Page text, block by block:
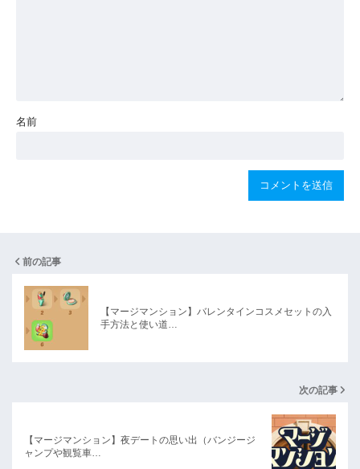
名前
前の記事
【マージマンション】バレンタインコスメセットの入
手方法と使い道…
次の記事
【マージマンション】夜デートの思い出（バンジージ
ャンプや観覧車…